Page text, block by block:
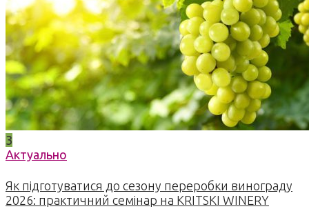
3
Актуально
Як підготуватися до сезону переробки винограду
2026: практичний семінар на KRITSKI WINERY